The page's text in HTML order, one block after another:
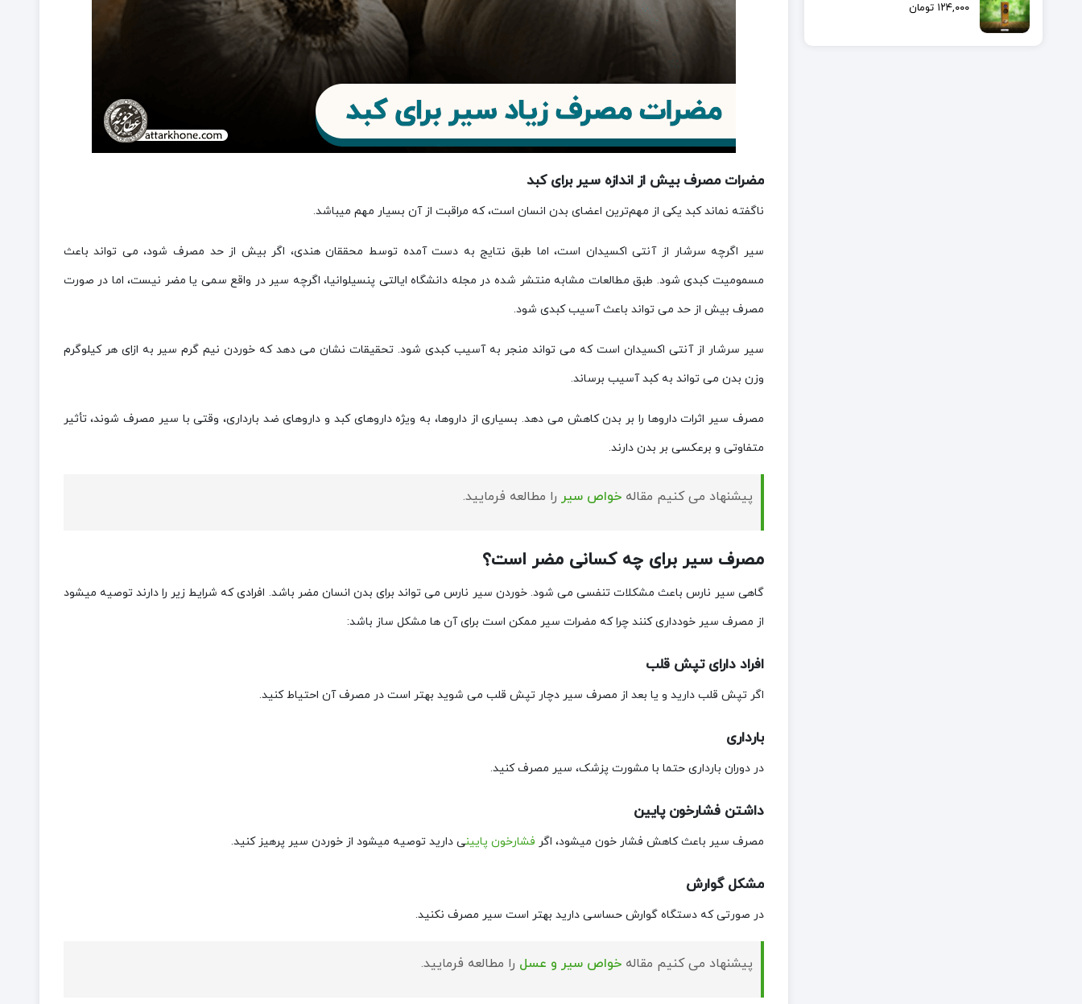
مضرات مصرف بیش از اندازه سیر برای کبد
ناگفته نماند کبد یکی از مهم‌ترین اعضای بدن انسان است، که مراقبت از آن بسیار مهم میباشد.
سیر اگرچه سرشار از آنتی اکسیدان است، اما طبق نتایج به دست آمده توسط محققان هندی، اگر بیش از حد مصرف شود، می تواند باعث
مسمومیت کبدی شود. طبق مطالعات مشابه منتشر شده در مجله دانشگاه ایالتی پنسیلوانیا، اگرچه سیر در واقع سمی یا مضر نیست، اما در صورت
مصرف بیش از حد می تواند باعث آسیب کبدی شود.
سیر سرشار از آنتی اکسیدان است که می تواند منجر به آسیب کبدی شود. تحقیقات نشان می دهد که خوردن نیم گرم سیر به ازای هر کیلوگرم
وزن بدن می تواند به کبد آسیب برساند.
مصرف سیر اثرات داروها را بر بدن کاهش می دهد. بسیاری از داروها، به ویژه داروهای کبد و داروهای ضد بارداری، وقتی با سیر مصرف شوند، تأثیر
متفاوتی و برعکسی بر بدن دارند.
پیشنهاد می کنیم مقالهخواص سیر را مطالعه فرمایید.
مصرف سیر برای چه کسانی مضر است؟
گاهی سیر نارس باعث مشکلات تنفسی می شود. خوردن سیر نارس می تواند برای بدن انسان مضر باشد. افرادی که شرایط زیر را دارند توصیه میشود
از مصرف سیر خودداری کنند چرا که مضرات سیر ممکن است برای آن ها مشکل ساز باشد:
افراد دارای تپش قلب
اگر تپش قلب دارید و یا بعد از مصرف سیر دچار تپش قلب می شوید بهتر است در مصرف آن احتیاط کنید.
بارداری
در دوران بارداری حتما با مشورت پزشک، سیر مصرف کنید.
داشتن فشارخون پایین
مصرف سیر باعث کاهش فشار خون میشود، اگر فشارخون پایینی دارید توصیه میشود از خوردن سیر پرهیز کنید.
مشکل گوارش
در صورتی که دستگاه گوارش حساسی دارید بهتر است سیر مصرف نکنید.
پیشنهاد می کنیم مقالهخواص سیر و عسل را مطالعه فرمایید.
۱۲۴,۰۰۰ تومان